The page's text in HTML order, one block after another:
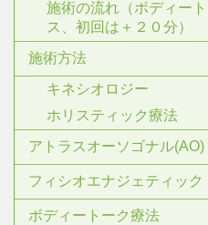
施術の流れ（ボディー
ス、初回は＋２０分）
施術方法
キネシオロジー
ホリスティック療法
アトラスオーソゴナル(AO)
フィシオエナジェティック
ボディートーク療法